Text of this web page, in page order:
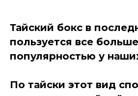
Тайский бокс в
пользуется все
популярностью у
По тайски этот вид